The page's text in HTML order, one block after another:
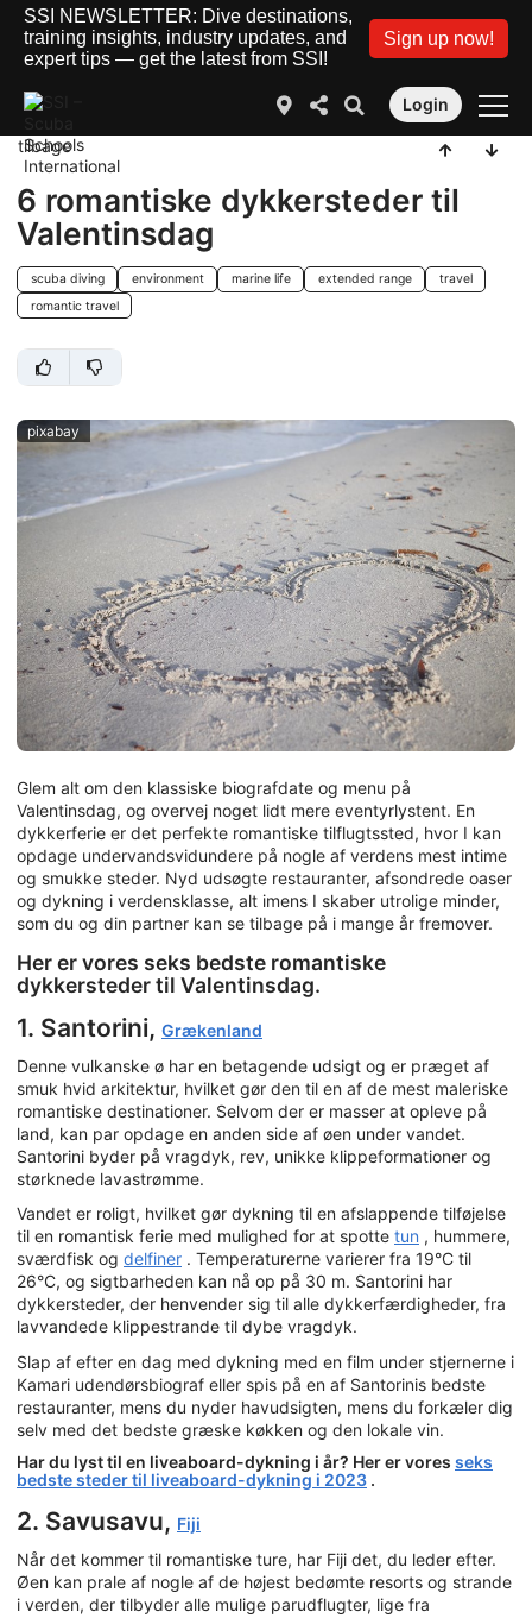
SSI NEWSLETTER: Dive destinations,
training insights, industry updates, and
expert tips — get the latest from SSI!
Sign up now!
Login
tilbage
6 romantiske dykkersteder til
Valentinsdag
scuba diving environment marine life extended range
travel
romantic travel
pixabay
Glem alt om den klassiske biografdate og menu på
Valentinsdag, og overvej noget lidt mere eventyrlystent. En
dykkerferie er det perfekte romantiske tilflugtssted, hvor I kan
opdage undervandsvidundere på nogle af verdens mest intime
og smukke steder. Nyd udsøgte restauranter, afsondrede oaser
og dykning i verdensklasse, alt imens I skaber utrolige minder,
som du og din partner kan se tilbage på i mange år fremover.
Her er vores seks bedste romantiske
dykkersteder til Valentinsdag.
1. Santorini, Grækenland
Denne vulkanske ø har en betagende udsigt og er præget af
smuk hvid arkitektur, hvilket gør den til en af de mest maleriske
romantiske destinationer. Selvom der er masser at opleve på
land, kan par opdage en anden side af øen under vandet.
Santorini byder på vragdyk, rev, unikke klippeformationer og
størknede lavastrømme.
Vandet er roligt, hvilket gør dykning til en afslappende tilføjelse
til en romantisk ferie med mulighed for at spotte tun , hummere,
sværdfisk og delfiner . Temperaturerne varierer fra 19°C til
26°C, og sigtbarheden kan nå op på 30 m. Santorini har
dykkersteder, der henvender sig til alle dykkerfærdigheder, fra
lavvandede klippestrande til dybe vragdyk.
Slap af efter en dag med dykning med en film under stjernerne i
Kamari udendørsbiograf eller spis på en af Santorinis bedste
restauranter, mens du nyder havudsigten, mens du forkæler dig
selv med det bedste græske køkken og den lokale vin.
Har du lyst til en liveaboard-dykning i år? Her er vores seks
bedste steder til liveaboard-dykning i 2023 .
2. Savusavu, Fiji
Når det kommer til romantiske ture, har Fiji det, du leder efter.
Øen kan prale af nogle af de højest bedømte resorts og strande
i verden, der tilbyder alle mulige parudflugter, lige fra